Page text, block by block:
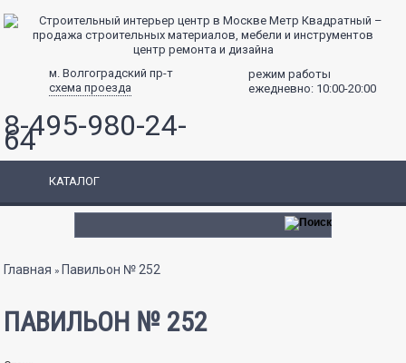
центр ремонта и дизайна
м. Волгоградский пр-т
схема проезда
режим работы
ежедневно: 10:00-20:00
8-495-980-24-
64
КАТАЛОГ
Вы здесь
Главная » Павильон № 252
ПАВИЛЬОН № 252